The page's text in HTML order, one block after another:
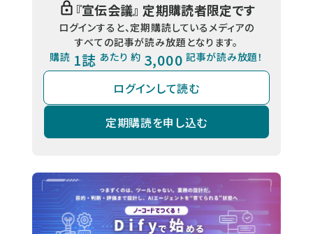
『宣伝会議』 定期購読者限定です
ログインすると、定期購読しているメディアの
すべての記事が読み放題となります。
購読 1誌 あたり 約 3,000 記事が読み放題！
ログインして読む
定期購読を申し込む